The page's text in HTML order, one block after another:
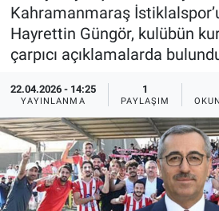
Kahramanmaraş
Hayrettin Güngör, kulübün
çarpıcı açıklamalarda
22.04.2026 - 14:25
YAYINLANMA
1
PAYLAŞIM